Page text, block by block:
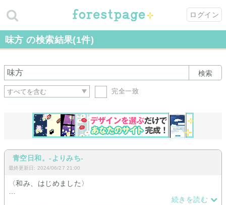
ログイン
味方 の検索結果(1件)
検索
完全一致
青空日和。-よりみち-
最終更新日: 2024/06/27 21:00
〈和み、はじめました〉
続きを読む